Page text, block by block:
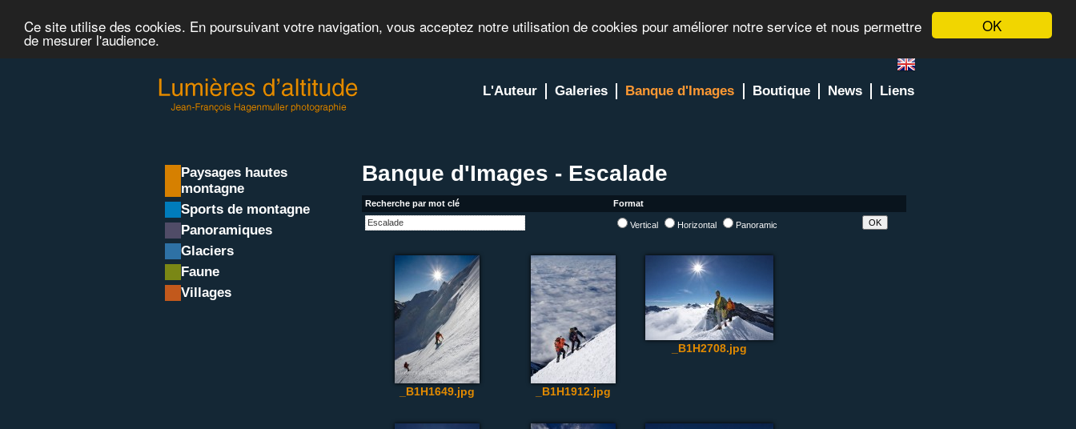
OK
Ce site utilise des cookies. En poursuivant votre navigation, vous acceptez notre utilisation de cookies pour améliorer notre service et nous permettre
de mesurer l'audience.
L'Auteur Galeries Banque d'Images Boutique News Liens
Paysages hautes
montagne
Sports de montagne
Panoramiques
Glaciers
Faune
Villages
Banque d'Images - Escalade
Recherche par mot clé Format
Vertical Horizontal Panoramic
_B1H1649.jpg _B1H1912.jpg
_B1H2708.jpg